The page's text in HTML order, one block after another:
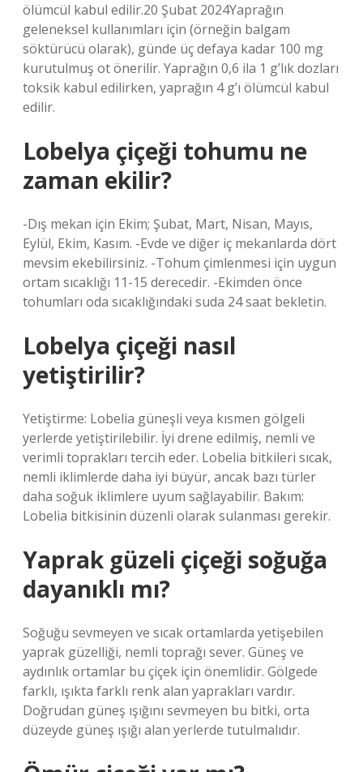
ölümcül kabul edilir.20 Şubat 2024Yaprağın
geleneksel kullanımları için (örneğin balgam
söktürücü olarak), günde üç defaya kadar 100 mg
kurutulmuş ot önerilir. Yaprağın 0,6 ila 1 g’lık dozları
toksik kabul edilirken, yaprağın 4 g’ı ölümcül kabul
edilir.
Lobelya çiçeği tohumu ne
zaman ekilir?
-Dış mekan için Ekim; Şubat, Mart, Nisan, Mayıs,
Eylül, Ekim, Kasım. -Evde ve diğer iç mekanlarda dört
mevsim ekebilirsiniz. -Tohum çimlenmesi için uygun
ortam sıcaklığı 11-15 derecedir. -Ekimden önce
tohumları oda sıcaklığındaki suda 24 saat bekletin.
Lobelya çiçeği nasıl
yetiştirilir?
Yetiştirme: Lobelia güneşli veya kısmen gölgeli
yerlerde yetiştirilebilir. İyi drene edilmiş, nemli ve
verimli toprakları tercih eder. Lobelia bitkileri sıcak,
nemli iklimlerde daha iyi büyür, ancak bazı türler
daha soğuk iklimlere uyum sağlayabilir. Bakım:
Lobelia bitkisinin düzenli olarak sulanması gerekir.
Yaprak güzeli çiçeği soğuğa
dayanıklı mı?
Soğuğu sevmeyen ve sıcak ortamlarda yetişebilen
yaprak güzelliği, nemli toprağı sever. Güneş ve
aydınlık ortamlar bu çiçek için önemlidir. Gölgede
farklı, ışıkta farklı renk alan yaprakları vardır.
Doğrudan güneş ışığını sevmeyen bu bitki, orta
düzeyde güneş ışığı alan yerlerde tutulmalıdır.